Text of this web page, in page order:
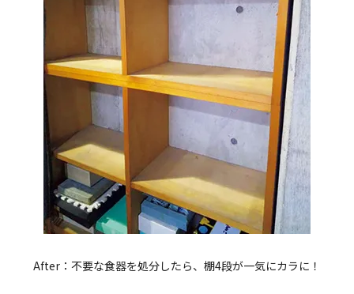
After：不要な食器を処分したら、棚4段が一気にカラに！